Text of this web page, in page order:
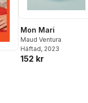
Mon Mari
Maud Ventura
Häftad, 2023
152 kr